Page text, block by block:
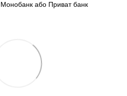
або Приват банк